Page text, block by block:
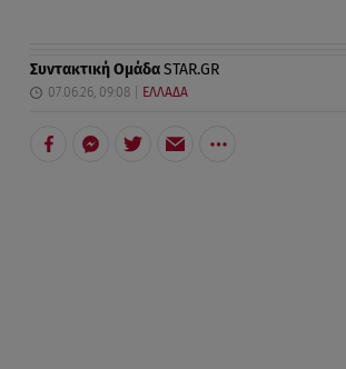
Συντακτική ΟμάδαSTAR.GR
07.06.26, 09:08 ΕΛΛΑΔΑ